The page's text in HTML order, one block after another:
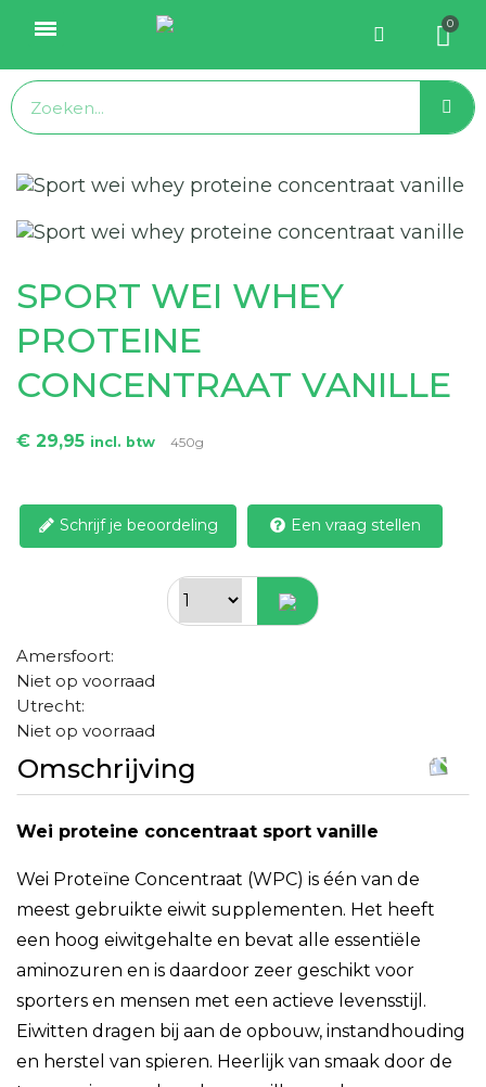
SPORT WEI WHEY
PROTEINE
CONCENTRAAT VANILLE
€ 29,95 incl. btw 450g
Schrijf je beoordeling Een vraag stellen
Amersfoort:
Niet op voorraad
Utrecht:
Niet op voorraad
Omschrijving
Wei proteine concentraat sport vanille
Wei Proteïne Concentraat (WPC) is één van de
meest gebruikte eiwit supplementen. Het heeft
een hoog eiwitgehalte en bevat alle essentiële
aminozuren en is daardoor zeer geschikt voor
sporters en mensen met een actieve levensstijl.
Eiwitten dragen bij aan de opbouw, instandhouding
en herstel van spieren. Heerlijk van smaak door de